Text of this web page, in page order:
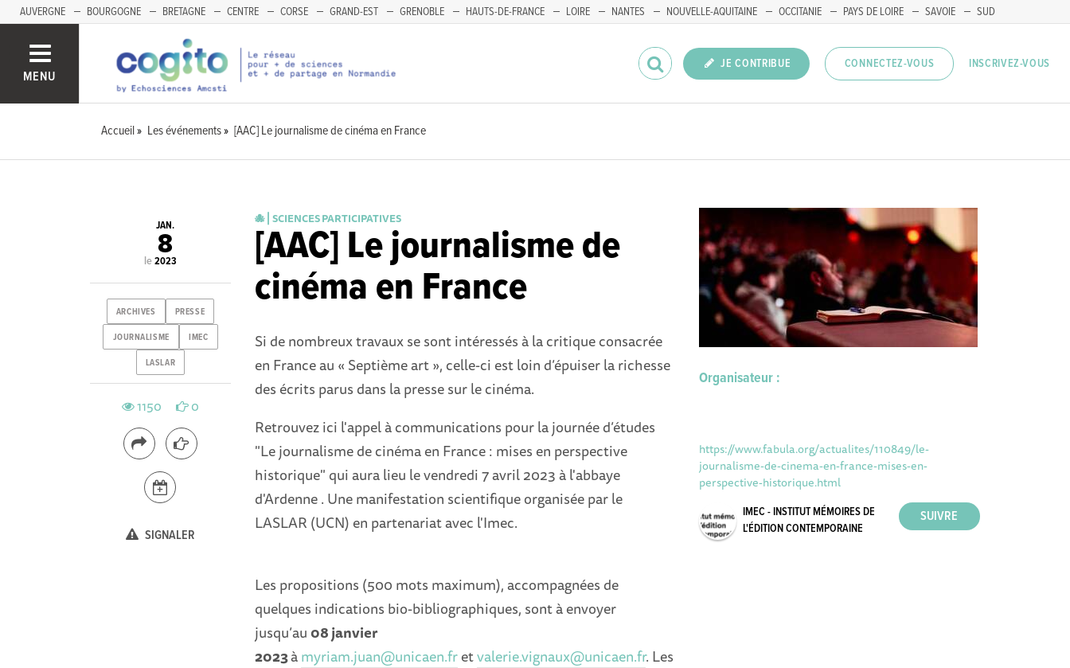
AUVERGNE BOURGOGNE BRETAGNE CENTRE CORSE GRAND-EST GRENOBLE HAUTS-DE-FRANCE LOIRE NANTES NOUVELLE-AQUITAINE OCCITANIE PAYS DE LOIRE SAVOIE SUD
MENU
JE CONTRIBUE CONNECTEZ-VOUS INSCRIVEZ-VOUS
Accueil Les événements [AAC] Le journalisme de cinéma en France
🐙 ⎜SCIENCES PARTICIPATIVES
[AAC] Le journalisme de
cinéma en France
Si de nombreux travaux se sont intéressés à la critique consacrée
en France au « Septième art », celle-ci est loin d’épuiser la richesse
des écrits parus dans la presse sur le cinéma.
Retrouvez ici l'appel à communications pour la journée d’études
"Le journalisme de cinéma en France : mises en perspective
historique" qui aura lieu le vendredi 7 avril 2023 à l'abbaye
d'Ardenne . Une manifestation scientifique organisée par le
LASLAR (UCN) en partenariat avec l'Imec.
Les propositions (500 mots maximum), accompagnées de
quelques indications bio-bibliographiques, sont à envoyer
jusqu’au08 janvier
2023àmyriam.juan@unicaen.fretvalerie.vignaux@unicaen.fr. Les
Organisateur :
https://www.fabula.org/actualites/110849/le-
journalisme-de-cinema-en-france-mises-en-
perspective-historique.html
IMEC - INSTITUT MÉMOIRES DE
L'ÉDITION CONTEMPORAINE
le
JAN.
8
2023
ARCHIVES PRESSE
JOURNALISME IMEC
LASLAR
1150 0
SIGNALER